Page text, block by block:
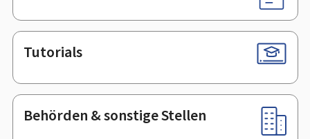
Tutorials
Behörden & sonstige Stellen